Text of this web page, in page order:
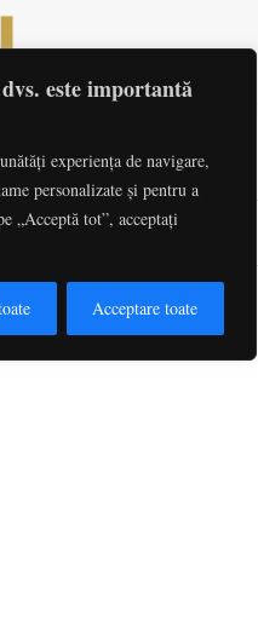
este importantă
experiența de navigare,
personalizate și pentru a
„Acceptă tot”, acceptați
Acceptare toate
HomeActualitate